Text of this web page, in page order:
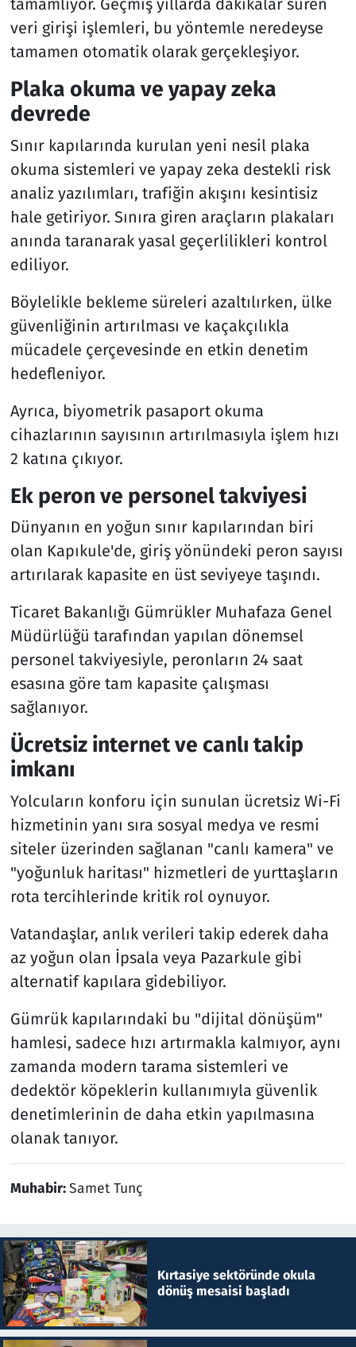
tamamlıyor. Geçmiş yıllarda dakikalar süren
veri girişi işlemleri, bu yöntemle neredeyse
tamamen otomatik olarak gerçekleşiyor.
Plaka okuma ve yapay zeka
devrede
Sınır kapılarında kurulan yeni nesil plaka
okuma sistemleri ve yapay zeka destekli risk
analiz yazılımları, trafiğin akışını kesintisiz
hale getiriyor. Sınıra giren araçların plakaları
anında taranarak yasal geçerlilikleri kontrol
ediliyor.
Böylelikle bekleme süreleri azaltılırken, ülke
güvenliğinin artırılması ve kaçakçılıkla
mücadele çerçevesinde en etkin denetim
hedefleniyor.
Ayrıca, biyometrik pasaport okuma
cihazlarının sayısının artırılmasıyla işlem hızı
2 katına çıkıyor.
Ek peron ve personel takviyesi
Dünyanın en yoğun sınır kapılarından biri
olan Kapıkule'de, giriş yönündeki peron sayısı
artırılarak kapasite en üst seviyeye taşındı.
Ticaret Bakanlığı Gümrükler Muhafaza Genel
Müdürlüğü tarafından yapılan dönemsel
personel takviyesiyle, peronların 24 saat
esasına göre tam kapasite çalışması
sağlanıyor.
Ücretsiz internet ve canlı takip
imkanı
Yolcuların konforu için sunulan ücretsiz Wi-Fi
hizmetinin yanı sıra sosyal medya ve resmi
siteler üzerinden sağlanan "canlı kamera" ve
"yoğunluk haritası" hizmetleri de yurttaşların
rota tercihlerinde kritik rol oynuyor.
Vatandaşlar, anlık verileri takip ederek daha
az yoğun olan İpsala veya Pazarkule gibi
alternatif kapılara gidebiliyor.
Gümrük kapılarındaki bu "dijital dönüşüm"
hamlesi, sadece hızı artırmakla kalmıyor, aynı
zamanda modern tarama sistemleri ve
dedektör köpeklerin kullanımıyla güvenlik
denetimlerinin de daha etkin yapılmasına
olanak tanıyor.
Muhabir:Samet Tunç
Kırtasiye sektöründe okula
dönüş mesaisi başladı